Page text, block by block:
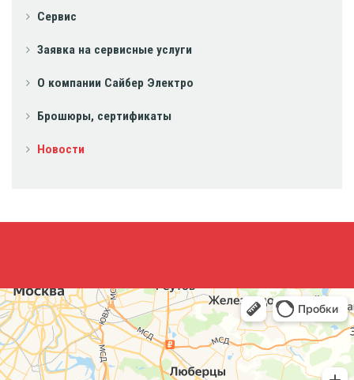
Сервис
Заявка на сервисные услуги
О компании Сайбер Электро
Брошюры, сертификаты
Новости